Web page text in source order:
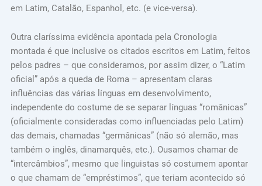
em Latim, Catalão, Espanhol, etc. (e vice-versa).
Outra claríssima evidência apontada pela Cronologia
montada é que inclusive os citados escritos em Latim, feitos
pelos padres – que consideramos, por assim dizer, o “Latim
oficial” após a queda de Roma – apresentam claras
influências das várias línguas em desenvolvimento,
independente do costume de se separar línguas “românicas”
(oficialmente consideradas como influenciadas pelo Latim)
das demais, chamadas “germânicas” (não só alemão, mas
também o inglês, dinamarquês, etc.). Ousamos chamar de
“intercâmbios”, mesmo que linguistas só costumem apontar
o que chamam de “empréstimos”, que teriam acontecido só